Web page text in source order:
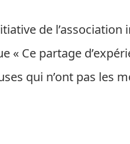
de
« Ce partage
qui n’ont pas les